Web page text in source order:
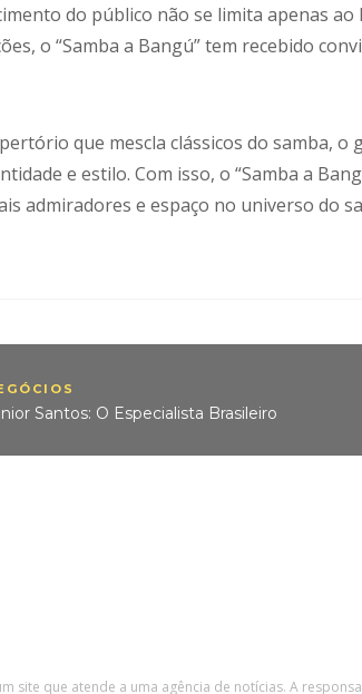
do público não se limita apenas
o “Samba a Bangú” tem recebido
que mescla clássicos do samba,
e estilo. Com isso, o “Samba a
admiradores e espaço no universo do
Santos: O Especialista Brasileiro
site que atende a uma agência de notícias. A